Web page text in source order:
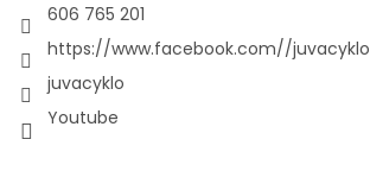
606 765 201
https://www.facebook.com//juvacyklo
juvacyklo
Youtube